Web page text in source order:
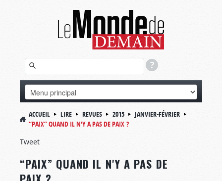
ACCUEIL LIRE REVUES 2015
JANVIER-FÉVRIER
“PAIX” QUAND IL N'Y A PAS DE PAIX ?
Tweet
“PAIX” QUAND IL N'Y A PAS DE